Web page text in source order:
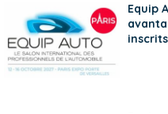
Equip
inscrits